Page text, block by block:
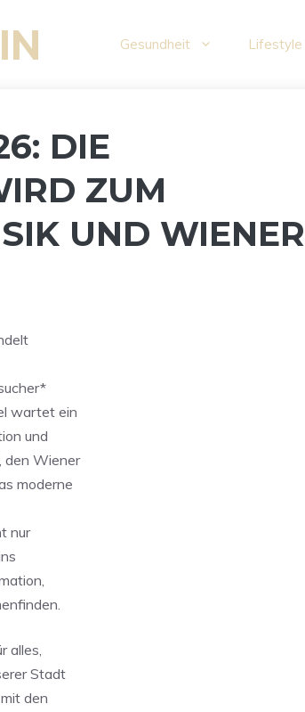
Gesundheit Lifestyle
DIE
ZUM
UND WIENER
wartet ein
und
den Wiener
moderne
nur
alles,
Stadt
den